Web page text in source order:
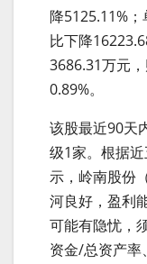
降5125.11%
比下降
3686.31万元
0.89%。
该股最近90天
级1家。根据
示，岭南股份
河良好，盈利
可能有隐忧，
资金/总资产率